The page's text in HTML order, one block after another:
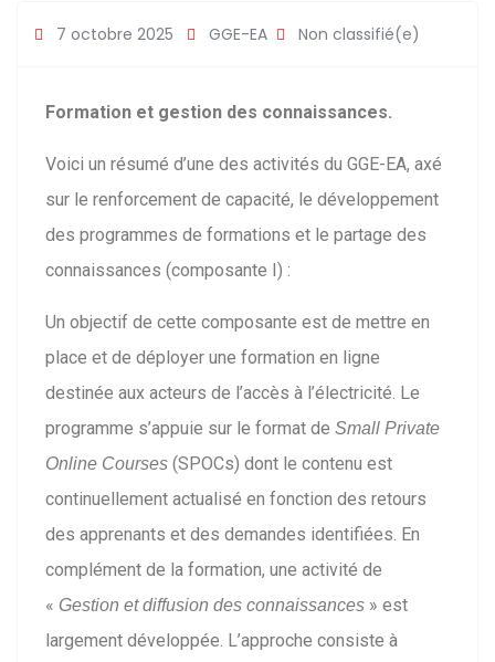
7 octobre 2025 GGE-EA Non classifié(e)
Formation et gestion des connaissances.
Voici un résumé d’une des activités du GGE-EA, axé
sur le renforcement de capacité, le développement
des programmes de formations et le partage des
connaissances (composante I) :
Un objectif de cette composante est de mettre en
place et de déployer une formation en ligne
destinée aux acteurs de l’accès à l’électricité. Le
programme s’appuie sur le format de Small Private
Online Courses (SPOCs) dont le contenu est
continuellement actualisé en fonction des retours
des apprenants et des demandes identifiées. En
complément de la formation, une activité de
« Gestion et diffusion des connaissances » est
largement développée. L’approche consiste à